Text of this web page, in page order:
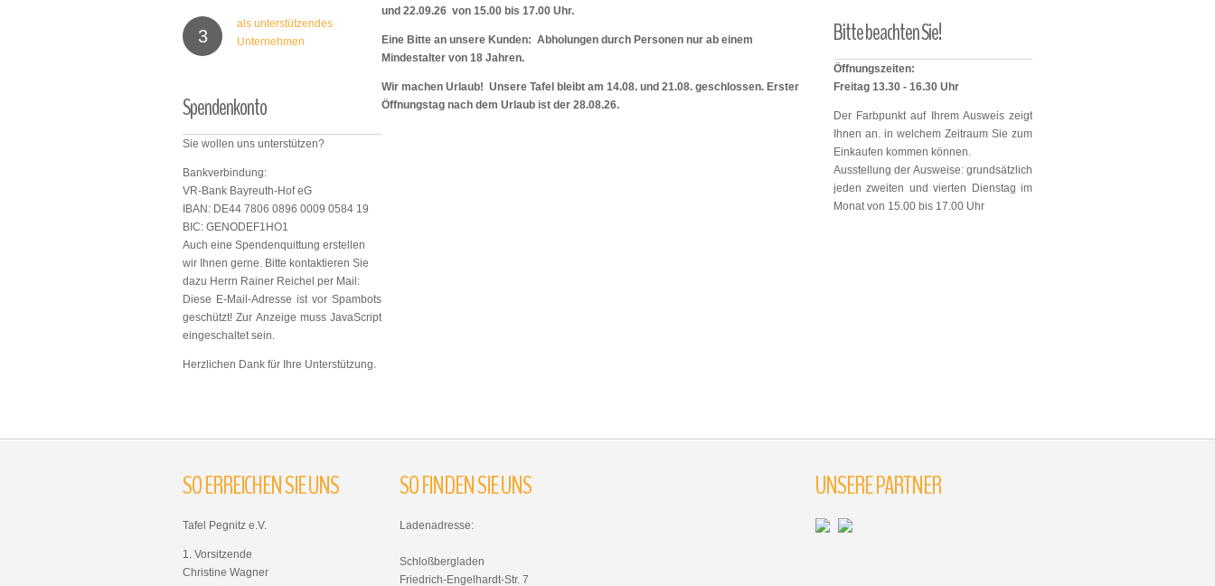
3
als unterstützendes
Unternehmen
Spendenkonto
Sie wollen uns unterstützen?
Bankverbindung:
VR-Bank Bayreuth-Hof eG
IBAN: DE44 7806 0896 0009 0584 19
BIC: GENODEF1HO1
Auch eine Spendenquittung erstellen
wir Ihnen gerne. Bitte kontaktieren Sie
dazu Herrn Rainer Reichel per Mail:
Diese E-Mail-Adresse ist vor Spambots
geschützt! Zur Anzeige muss JavaScript
eingeschaltet sein.
Herzlichen Dank für Ihre Unterstützung.
und 22.09.26 von 15.00 bis 17.00 Uhr.
Eine Bitte an unsere Kunden: Abholungen durch Personen nur ab einem
Mindestalter von 18 Jahren.
Wir machen Urlaub! Unsere Tafel bleibt am 14.08. und 21.08. geschlossen. Erster
Öffnungstag nach dem Urlaub ist der 28.08.26.
BittebeachtenSie!
Öffnungszeiten:
Freitag 13.30 - 16.30 Uhr
Der Farbpunkt auf Ihrem Ausweis zeigt
Ihnen an. in welchem Zeitraum Sie zum
Einkaufen kommen können.
Ausstellung der Ausweise: grundsätzlich
jeden zweiten und vierten Dienstag im
Monat von 15.00 bis 17.00 Uhr
SOERREICHENSIEUNS
Tafel Pegnitz e.V.
1. Vorsitzende
Christine Wagner
SOFINDENSIEUNS
Ladenadresse:
Schloßbergladen
Friedrich-Engelhardt-Str. 7
UNSERE PARTNER